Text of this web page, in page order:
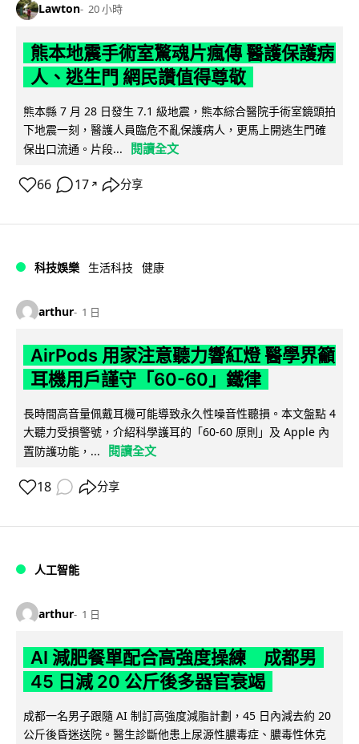
Lawton 20 小時
熊本地震手術室驚魂片瘋傳 醫護保護病
人、逃生門 網民讚值得尊敬
熊本縣 7 月 28 日發生 7.1 級地震，熊本綜合醫院手術室鏡頭拍
下地震一刻，醫護人員臨危不亂保護病人，更馬上開逃生門確
保出口流通。片段...
閱讀全文
66 17 ↗ 分享
科技娛樂 生活科技 健康
arthur 1 日
AirPods 用家注意聽力響紅燈 醫學界籲
耳機用戶謹守「60-60」鐵律
長時間高音量佩戴耳機可能導致永久性噪音性聽損。本文盤點 4
大聽力受損警號，介紹科學護耳的「60-60 原則」及 Apple 內
置防護功能，...
閱讀全文
18 分享
人工智能
arthur 1 日
AI 減肥餐單配合高強度操練 成都男
45 日減 20 公斤後多器官衰竭
成都一名男子跟隨 AI 制訂高強度減脂計劃，45 日內減去約 20
公斤後昏迷送院。醫生診斷他患上尿源性膿毒症、膿毒性休克